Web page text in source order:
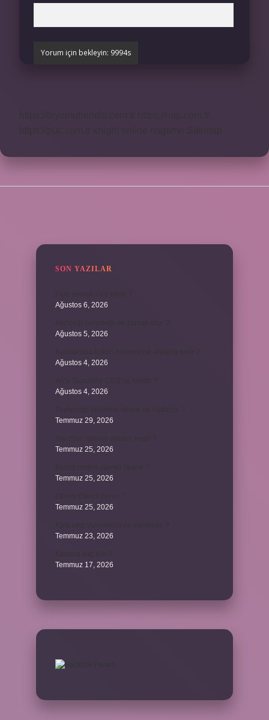
SON YAZILAR
Ağustos 6, 2026
Ağustos 5, 2026
Ağustos 4, 2026
Ağustos 4, 2026
Temmuz 29, 2026
Temmuz 25, 2026
Temmuz 25, 2026
Temmuz 25, 2026
Temmuz 23, 2026
Temmuz 17, 2026